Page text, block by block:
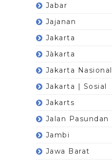
Jabar
Jajanan
Jakarta
Jàkarta
Jakarta Nasional
Jakarta | Sosial
Jakarts
Jalan Pasundan
Jambi
Jawa Barat